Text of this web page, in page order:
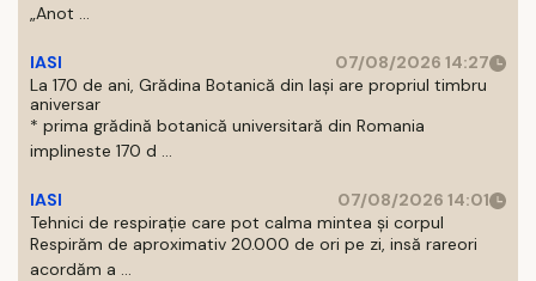
„Anot ...
IASI
07/08/2026 14:27
La 170 de ani, Grădina Botanică din Iași are propriul timbru
aniversar
* prima grădină botanică universitară din Romania
implineste 170 d ...
IASI
07/08/2026 14:01
Tehnici de respirație care pot calma mintea și corpul
Respirăm de aproximativ 20.000 de ori pe zi, insă rareori
acordăm a ...